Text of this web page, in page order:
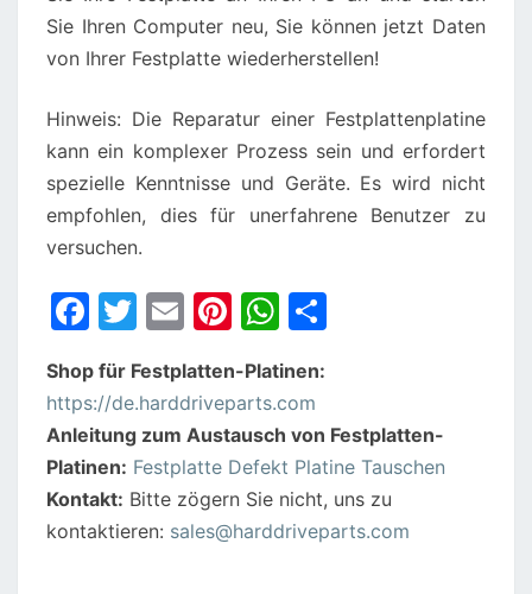
Sie Ihren Computer neu, Sie können jetzt Daten
von Ihrer Festplatte wiederherstellen!
Hinweis: Die Reparatur einer Festplattenplatine
kann ein komplexer Prozess sein und erfordert
spezielle Kenntnisse und Geräte. Es wird nicht
empfohlen, dies für unerfahrene Benutzer zu
versuchen.
F
c
e
b
o
o
T
itt
er
E
ai
l
Pi
er
e
st
W
at
s
A
p
p
e
Shop für Festplatten-Platinen:
https://de.harddriveparts.com
Anleitung zum Austausch von Festplatten-
Platinen: Festplatte Defekt Platine Tauschen
Kontakt: Bitte zögern Sie nicht, uns zu
kontaktieren: sales@harddriveparts.com